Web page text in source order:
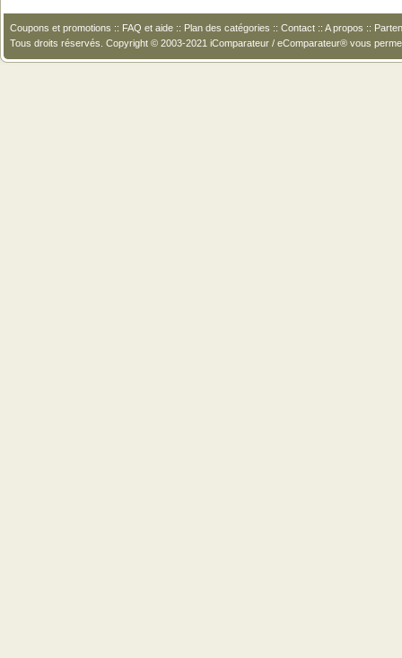
Coupons et promotions :: FAQ et aide :: Plan des catégories :: Contact :: A propos ::
Tous droits réservés. Copyright © 2003-2021 iComparateur / eComparateur® vous